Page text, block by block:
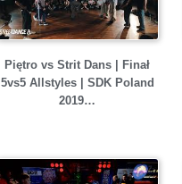
Piętro vs Strit Dans | Finał
5vs5 Allstyles | SDK Poland
2019…